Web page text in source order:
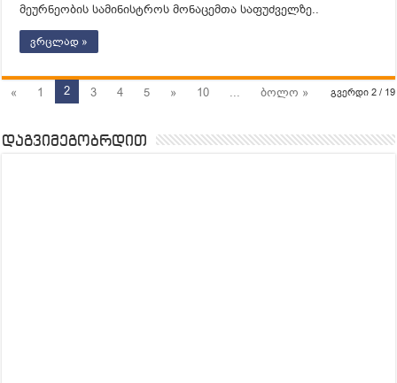
მეურნეობის სამინისტროს მონაცემთა საფუძველზე..
ვრცლად »
გვერდი 2 / 19
« 1 2 3 4 5 » 10 ... ბოლო »
დაგვიმეგობრდით